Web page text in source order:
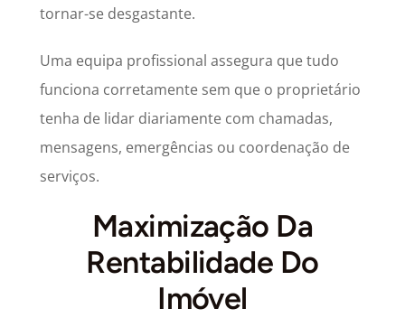
tornar-se desgastante.
Uma equipa profissional assegura que tudo
funciona corretamente sem que o proprietário
tenha de lidar diariamente com chamadas,
mensagens, emergências ou coordenação de
serviços.
Maximização Da
Rentabilidade Do
Imóvel